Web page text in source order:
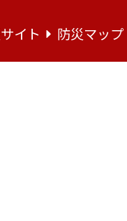
イト 防災マップ
センターを
るか知っていただくた